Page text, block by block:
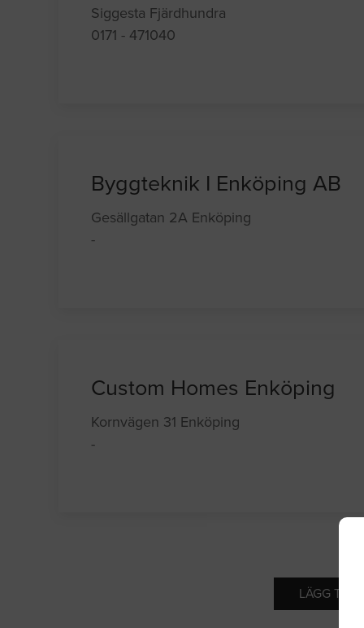
Siggesta Fjärdhundra
0171 - 471040
Byggteknik I Enköping AB
Gesällgatan 2A Enköping
-
Custom Homes Enköping
Kornvägen 31 Enköping
-
LÄGG TILL